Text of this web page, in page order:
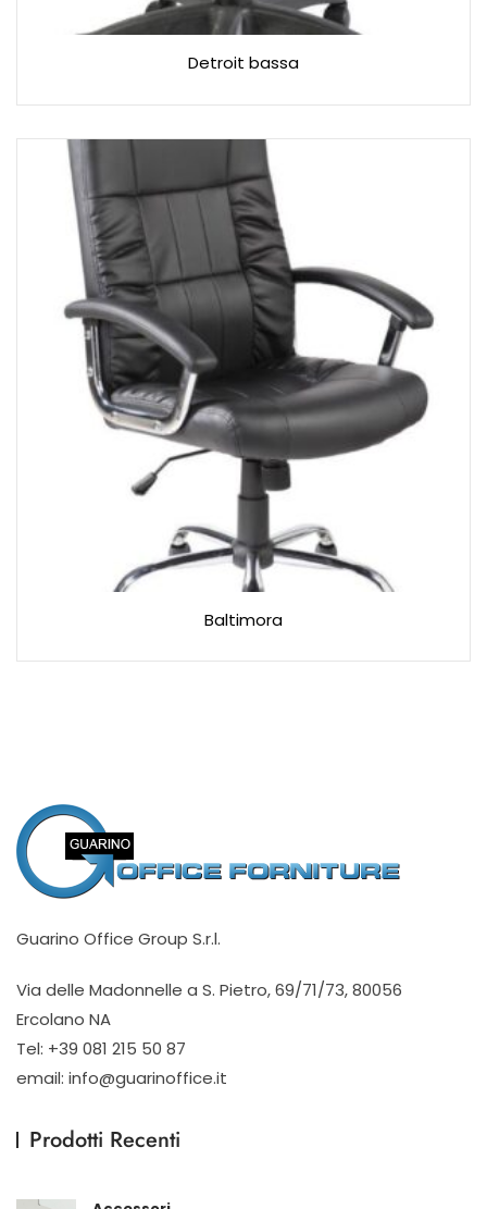
Detroit bassa
Baltimora
Guarino Office Group S.r.l.
Via delle Madonnelle a S. Pietro, 69/71/73, 80056
Ercolano NA
Tel: +39 081 215 50 87
email: info@guarinoffice.it
Prodotti Recenti